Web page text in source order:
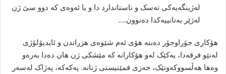
لەژینگەیەکی تەسک و ناستاندارد دا و یا ئەوەی کە دوو سێ ژن
لەژێر بەتانییەکدا دەنوون….
هۆکاری جۆراوجۆر دەبنە هۆی ئەم شێوەی هزراندن و ئایدیۆلۆژی
لەنێو فرقەدا، یەکێک لەو هۆکارانە کە مێشکی ژن هان دەدا بەرەو
وەها هەڵسووکەوتێک، حەزی فمێنیستی ژنانە. پەکەکە، پەژاک لەسەر